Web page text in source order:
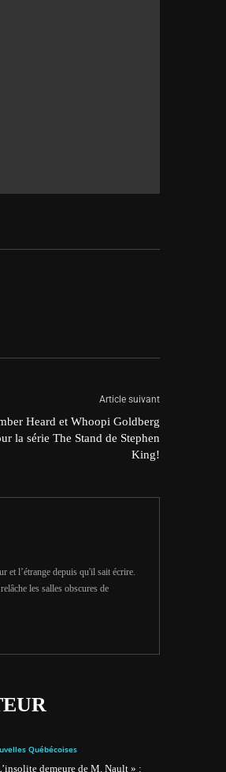
Article suivant
Heard et Whoopi Goldberg
la série The Stand de Stephen
King!
et l’étrange depuis qu'il sait écrire.
les salles obscures de
Québécoises
demeure de M. Nault » :